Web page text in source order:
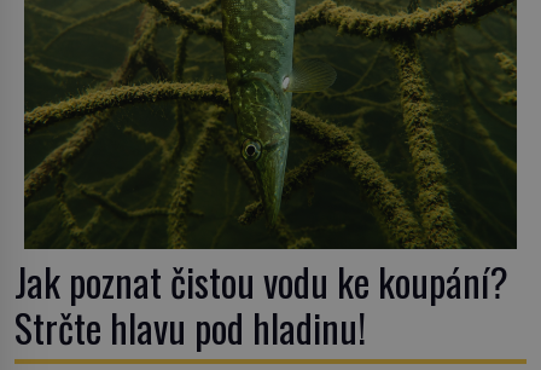
Jak poznat čistou vodu ke koupání?
Strčte hlavu pod hladinu!